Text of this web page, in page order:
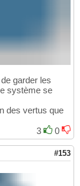
garder les
système se
des vertus que
3
0
#153